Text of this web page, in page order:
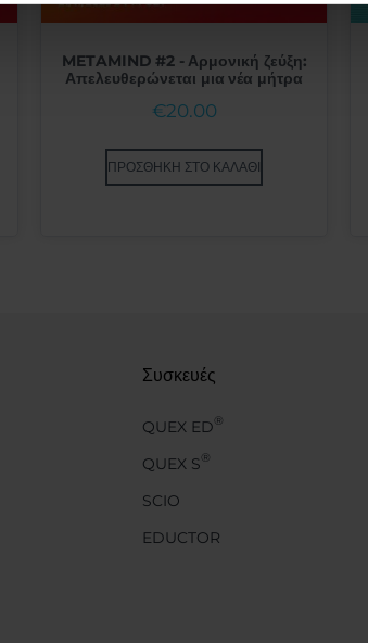
METAMIND #2 - Αρμονική ζεύξη:
Απελευθερώνεται μια νέα μήτρα
€20.00
ΠΡΟΣΘΉΚΗ ΣΤΟ ΚΑΛΆΘΙ
Συσκευές
QUEX ED®
QUEX S®
SCIO
EDUCTOR